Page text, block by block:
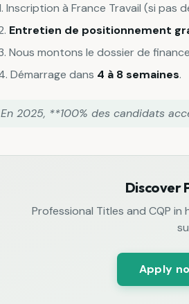
Inscription à France Travail (si pas
Entretien de positionnement
Nous montons le dossier de
Démarrage dans 4 à 8 semaines.
En 2025, **100% des candidats
Discover
Professional Titles and CQP
Apply